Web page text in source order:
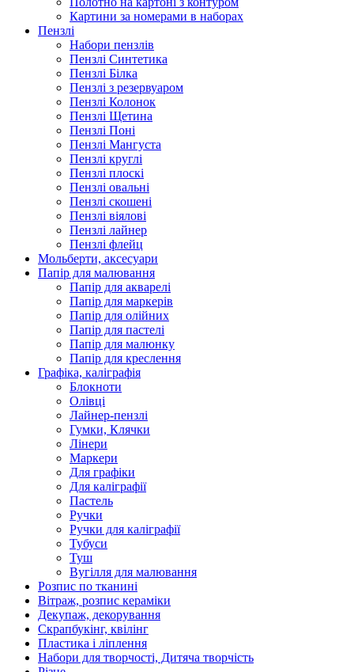
Картини за номерами в наборах
Пензлі
Набори пензлів
Пензлі Синтетика
Пензлі Білка
Пензлі з резервуаром
Пензлі Колонок
Пензлі Щетина
Пензлі Поні
Пензлі Мангуста
Пензлі круглі
Пензлі плоскі
Пензлі овальні
Пензлі скошені
Пензлі віялові
Пензлі лайнер
Пензлі флейц
Мольберти, аксесуари
Папір для малювання
Папір для акварелі
Папір для маркерів
Папір для олійних
Папір для пастелі
Папір для малюнку
Папір для креслення
Графіка, каліграфія
Блокноти
Олівці
Лайнер-пензлі
Гумки, Клячки
Лінери
Маркери
Для графіки
Для каліграфії
Пастель
Ручки
Ручки для каліграфії
Тубуси
Туш
Вугілля для малювання
Розпис по тканині
Вітраж, розпис кераміки
Декупаж, декорування
Скрапбукінг, квілінг
Пластика і ліплення
Набори для творчості, Дитяча творчість